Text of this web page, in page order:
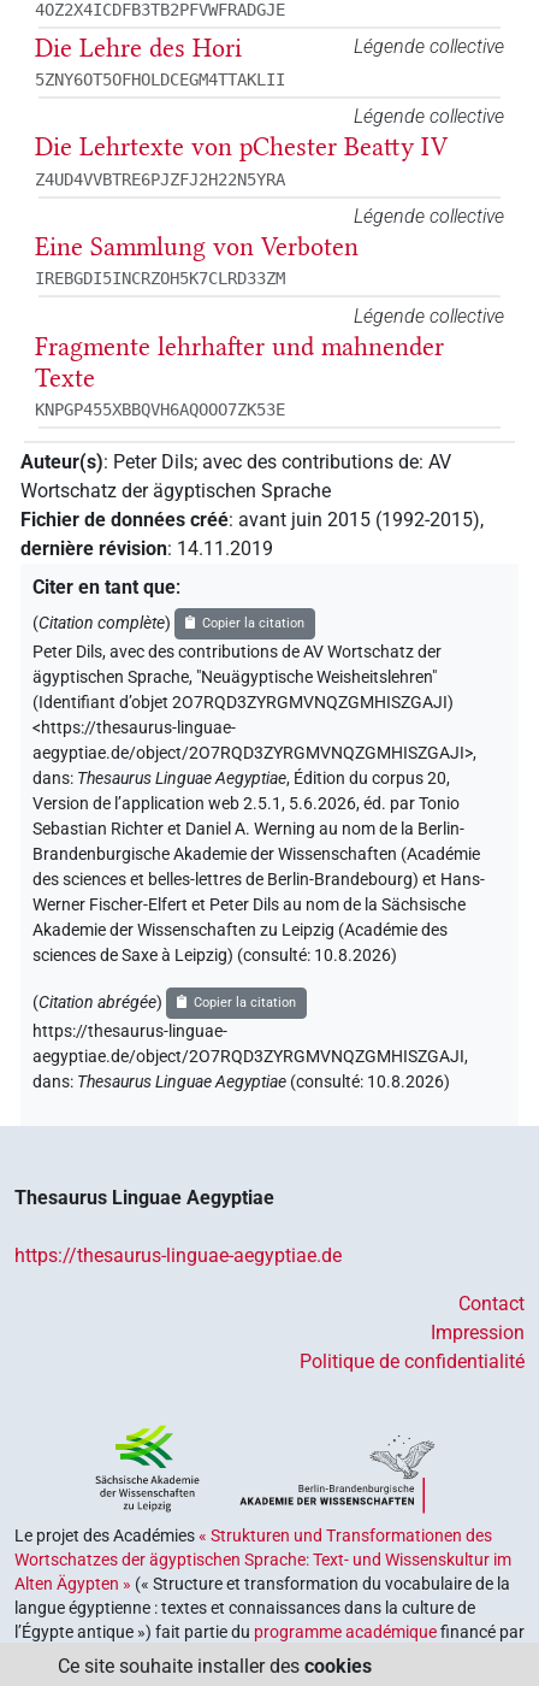
4OZ2X4ICDFB3TB2PFVWFRADGJE
Légende collective
Die Lehre des Hori
5ZNY6OT5OFHOLDCEGM4TTAKLII
Légende collective
Die Lehrtexte von pChester Beatty IV
Z4UD4VVBTRE6PJZFJ2H22N5YRA
Légende collective
Eine Sammlung von Verboten
IREBGDI5INCRZOH5K7CLRD33ZM
Légende collective
Fragmente lehrhafter und mahnender
Texte
KNPGP455XBBQVH6AQOOO7ZK53E
Auteur(s): Peter Dils; avec des contributions de: AV
Wortschatz der ägyptischen Sprache
Fichier de données créé: avant juin 2015 (1992-2015),
dernière révision: 14.11.2019
Citer en tant que:
(Citation complète) Copier la citation
Peter Dils,avec des contributions deAV Wortschatz der
ägyptischen Sprache, "Neuägyptische Weisheitslehren"
(Identifiant d’objet 2O7RQD3ZYRGMVNQZGMHISZGAJI)
<https://thesaurus-linguae-
aegyptiae.de/object/2O7RQD3ZYRGMVNQZGMHISZGAJI>,
dans: Thesaurus Linguae Aegyptiae, Édition du corpus 20,
Version de l’application web 2.5.1, 5.6.2026, éd. par Tonio
Sebastian Richter et Daniel A. Werning au nom de la Berlin-
Brandenburgische Akademie der Wissenschaften (Académie
des sciences et belles-lettres de Berlin-Brandebourg) et Hans-
Werner Fischer-Elfert et Peter Dils au nom de la Sächsische
Akademie der Wissenschaften zu Leipzig (Académie des
sciences de Saxe à Leipzig) (consulté: 10.8.2026)
(Citation abrégée) Copier la citation
https://thesaurus-linguae-
aegyptiae.de/object/2O7RQD3ZYRGMVNQZGMHISZGAJI,
dans: Thesaurus Linguae Aegyptiae (consulté: 10.8.2026)
Thesaurus Linguae Aegyptiae
https://thesaurus-linguae-aegyptiae.de
Contact
Impression
Politique de confidentialité
Le projet des Académies« Strukturen und Transformationen des
Wortschatzes der ägyptischen Sprache: Text- und Wissenskultur im
Alten Ägypten » (« Structure et transformation du vocabulaire de la
langue égyptienne : textes et connaissances dans la culture de
l’Égypte antique ») fait partie du programme académiquefinancé par
le gouvernement fédéral et les gouvernements des Länder de la
République fédérale d’Allemagne, dont le but est de préserver,
Ce site souhaite installer des cookies